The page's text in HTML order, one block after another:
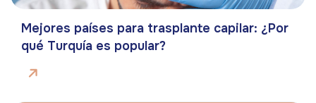
Mejores países para trasplante capilar: ¿Por
qué Turquía es popular?